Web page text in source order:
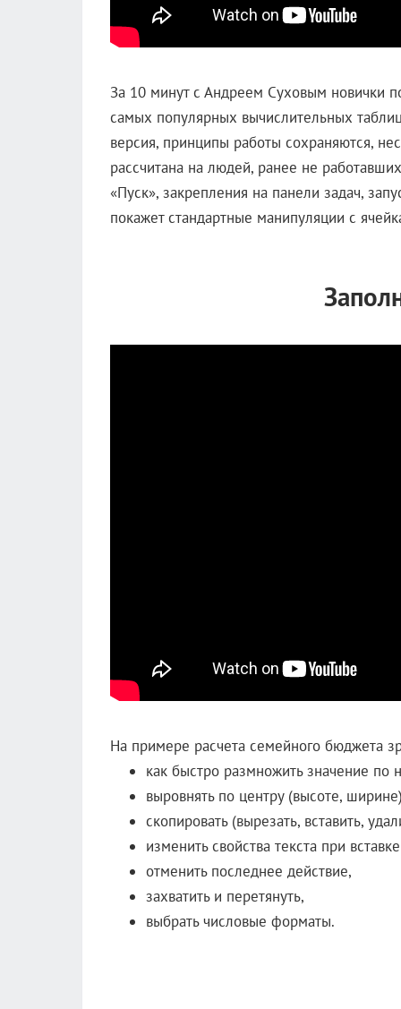
За 10 минут с Андреем Суховым новички
самых популярных вычислительных
версия, принципы работы сохраняются,
рассчитана на людей, ранее не
«Пуск», закрепления на панели задач,
покажет стандартные манипуляции с
На примере расчета семейного бюджета
как быстро размножить значение по
выровнять по центру (высоте,
скопировать (вырезать, вставить,
изменить свойства текста при
отменить последнее действие,
захватить и перетянуть,
выбрать числовые форматы.